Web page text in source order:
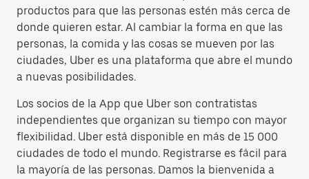
productos para que las personas estén más cerca de
donde quieren estar. Al cambiar la forma en que las
personas, la comida y las cosas se mueven por las
ciudades, Uber es una plataforma que abre el mundo
a nuevas posibilidades.
Los socios de la App que Uber son contratistas
independientes que organizan su tiempo con mayor
flexibilidad. Uber está disponible en más de 15 000
ciudades de todo el mundo. Registrarse es fácil para
la mayoría de las personas. Damos la bienvenida a